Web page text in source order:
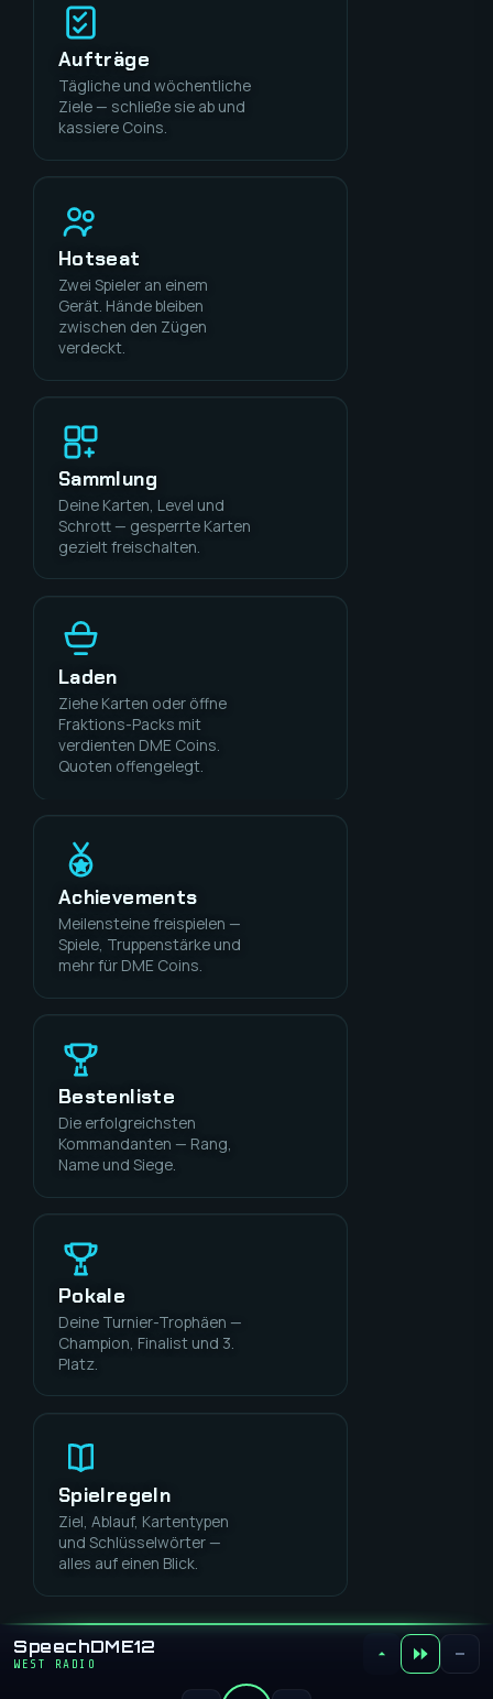
Aufträge
Tägliche und wöchentliche
Ziele — schließe sie ab und
kassiere Coins.
Hotseat
Zwei Spieler an einem
Gerät. Hände bleiben
zwischen den Zügen
verdeckt.
Sammlung
Deine Karten, Level und
Schrott — gesperrte Karten
gezielt freischalten.
Laden
Ziehe Karten oder öffne
Fraktions-Packs mit
verdienten DME Coins.
Quoten offengelegt.
Achievements
Meilensteine freispielen —
Spiele, Truppenstärke und
mehr für DME Coins.
Bestenliste
Die erfolgreichsten
Kommandanten — Rang,
Name und Siege.
Pokale
Deine Turnier-Trophäen —
Champion, Finalist und 3.
Platz.
Spielregeln
Ziel, Ablauf, Kartentypen
und Schlüsselwörter —
alles auf einen Blick.
STATIONS ×
SpeechDME12
WEST RADIO